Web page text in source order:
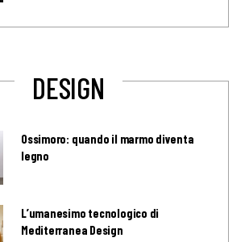
DESIGN
Ossimoro: quando il marmo diventa
legno
L’umanesimo tecnologico di
Mediterranea Design